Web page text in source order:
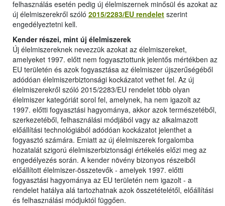
felhasználás esetén pedig új élelmiszernek minősül és azokat az
új élelmiszerekről szóló 2015/2283/EU rendelet szerint
engedélyeztetni kell.
Kender részei, mint új élelmiszerek
Új élelmiszereknek nevezzük azokat az élelmiszereket,
amelyeket 1997. előtt nem fogyasztottunk jelentős mértékben az
EU területén és azok fogyasztása az élelmiszer újszerűségéből
adódóan élelmiszerbiztonsági kockázatot vethet fel. Az új
élelmiszerekről szóló 2015/2283/EU rendelet több olyan
élelmiszer kategóriát sorol fel, amelynek, ha nem igazolt az
1997. előtti fogyasztási hagyománya, akkor azok természetéből,
szerkezetéből, felhasználási módjából vagy az alkalmazott
előállítási technológiából adódóan kockázatot jelenthet a
fogyasztó számára. Emiatt az új élelmiszerek forgalomba
hozatalát szigorú élelmiszerbiztonsági értékelés előzi meg az
engedélyezés során. A kender növény bizonyos részeiből
előállított élelmiszer-összetevők - amelyek 1997. előtti
fogyasztási hagyománya az EU területén nem igazolt - a
rendelet hatálya alá tartozhatnak azok összetételétől, előállítási
és felhasználási módjuktól függően.